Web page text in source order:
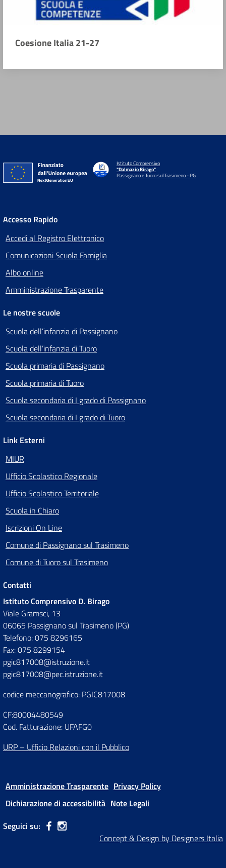
Coesione Italia 21-27
Istituto Comprensivo
"Dalmazio Birago"
Passignano e Tuoro sul Trasimeno - PG
Accesso Rapido
Accedi al Registro Elettronico
Comunicazioni Scuola Famiglia
Albo online
Amministrazione Trasparente
Le nostre scuole
Scuola dell’infanzia di Passignano
Scuola dell’infanzia di Tuoro
Scuola primaria di Passignano
Scuola primaria di Tuoro
Scuola secondaria di I grado di Passignano
Scuola secondaria di I grado di Tuoro
Link Esterni
MIUR
Ufficio Scolastico Regionale
Ufficio Scolastico Territoriale
Scuola in Chiaro
Iscrizioni On Line
Comune di Passignano sul Trasimeno
Comune di Tuoro sul Trasimeno
Contatti
Istituto Comprensivo D. Birago
Viale Gramsci, 13
06065 Passignano sul Trasimeno (PG)
Telefono: 075 8296165
Fax: 075 8299154
pgic817008@istruzione.it
pgic817008@pec.istruzione.it
codice meccanografico: PGIC817008
CF:80004480549
Cod. Fatturazione: UFAFG0
URP – Ufficio Relazioni con il Pubblico
Amministrazione Trasparente Privacy Policy
Dichiarazione di accessibilità Note Legali
Seguici su:
Concept & Design by Designers Italia